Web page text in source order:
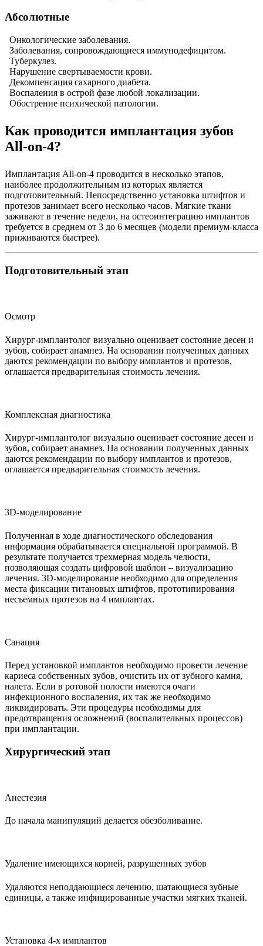
Абсолютные
Онкологические заболевания.
Заболевания, сопровождающиеся иммунодефицитом.
Туберкулез.
Нарушение свертываемости крови.
Декомпенсация сахарного диабета.
Воспаления в острой фазе любой локализации.
Обострение психической патологии.
Как проводится имплантация зубов
All-on-4?
Имплантация All-on-4 проводится в несколько этапов,
наиболее продолжительным из которых является
подготовительный. Непосредственно установка штифтов и
протезов занимает всего несколько часов. Мягкие ткани
заживают в течение недели, на остеоинтеграцию имплантов
требуется в среднем от 3 до 6 месяцев (модели премиум-класса
приживаются быстрее).
Подготовительный этап
Осмотр
Хирург-имплантолог визуально оценивает состояние десен и
зубов, собирает анамнез. На основании полученных данных
даются рекомендации по выбору имплантов и протезов,
оглашается предварительная стоимость лечения.
Комплексная диагностика
Хирург-имплантолог визуально оценивает состояние десен и
зубов, собирает анамнез. На основании полученных данных
даются рекомендации по выбору имплантов и протезов,
оглашается предварительная стоимость лечения.
3D-моделирование
Полученная в ходе диагностического обследования
информация обрабатывается специальной программой. В
результате получается трехмерная модель челюсти,
позволяющая создать цифровой шаблон – визуализацию
лечения. 3D-моделирование необходимо для определения
места фиксации титановых штифтов, прототипирования
несъемных протезов на 4 имплантах.
Санация
Перед установкой имплантов необходимо провести лечение
кариеса собственных зубов, очистить их от зубного камня,
налета. Если в ротовой полости имеются очаги
инфекционного воспаления, их так же необходимо
ликвидировать. Эти процедуры необходимы для
предотвращения осложнений (воспалительных процессов)
при имплантации.
Хирургический этап
Анестезия
До начала манипуляций делается обезболивание.
Удаление имеющихся корней, разрушенных зубов
Удаляются неподдающиеся лечению, шатающиеся зубные
единицы, а также инфицированные участки мягких тканей.
Установка 4-х имплантов